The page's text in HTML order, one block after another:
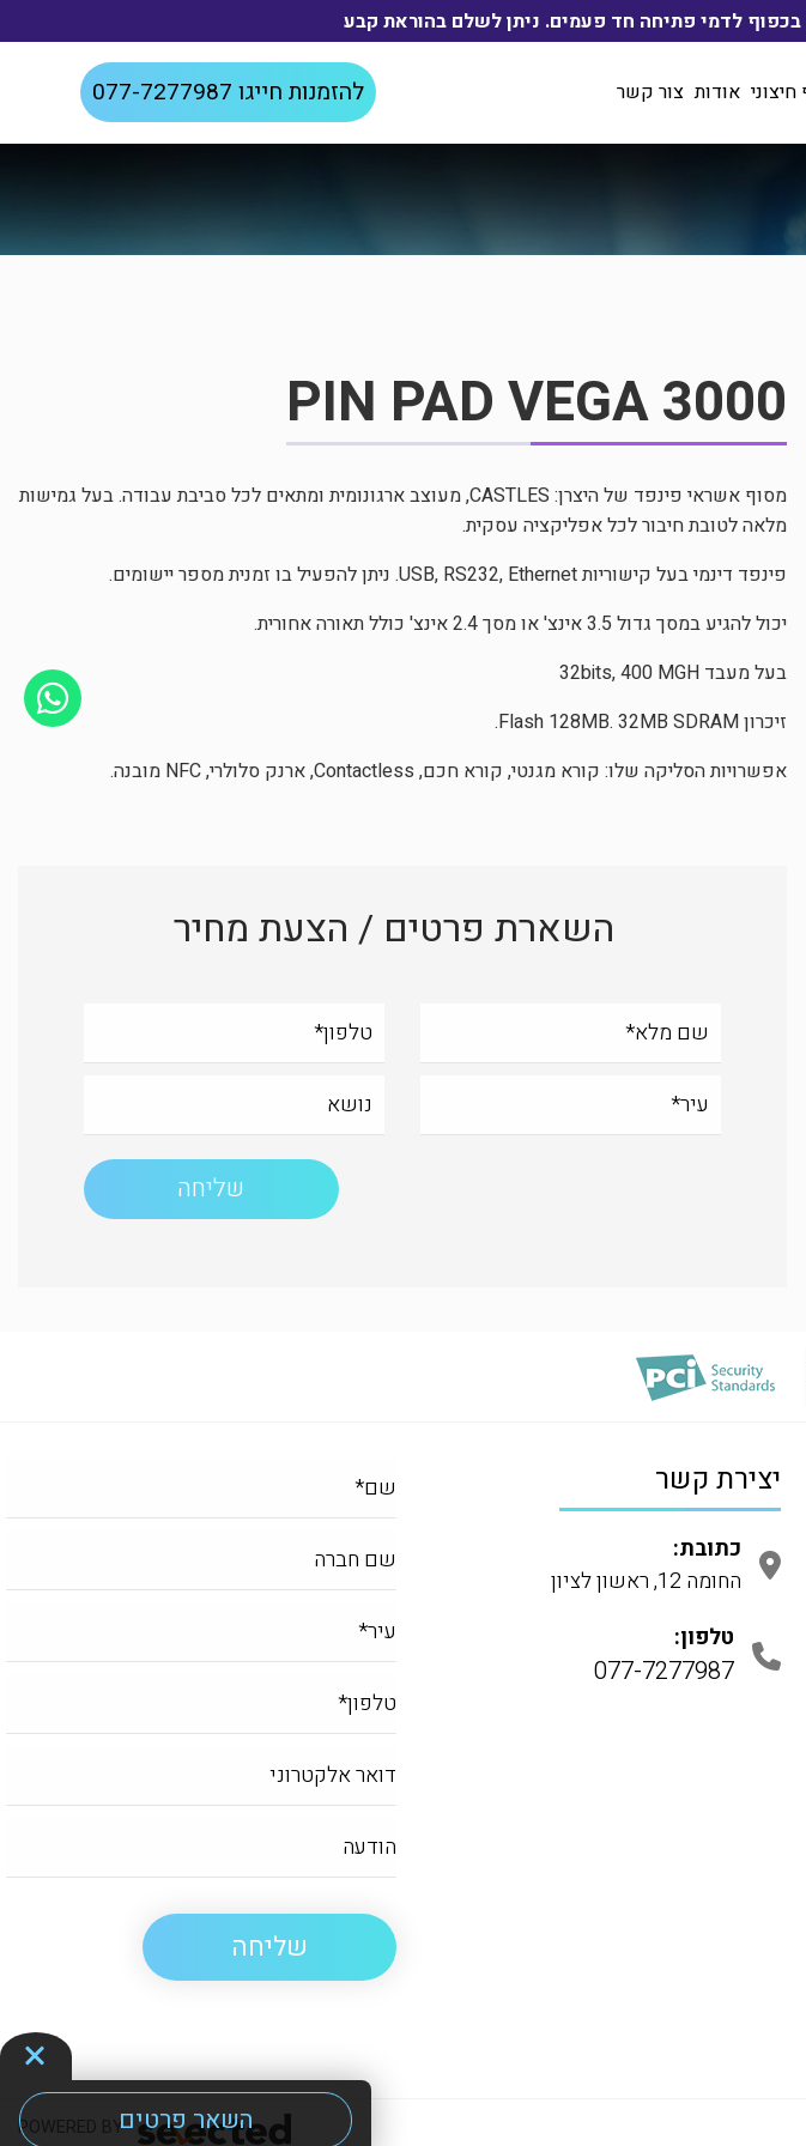
אודות צור קשר להזמנות חייגו 077-7277987
השאר פרטים
PIN PAD VEGA 3000
מסוף אשראי פינפד של היצרן: CASTLES, מעוצב ארגונומית ומתאים לכל סביבת עבודה. בעל גמישות
מלאה לטובת חיבור לכל אפליקציה עסקית.
פינפד דינמי בעל קישוריות USB, RS232, Ethernet. ניתן להפעיל בו זמנית מספר יישומים.
יכול להגיע במסך גדול 3.5 אינצ' או מסך 2.4 אינצ' כולל תאורה אחורית.
בעל מעבד 32bits, 400 MGH
זיכרון Flash 128MB. 32MB SDRAM.
אפשרויות הסליקה שלו: קורא מגנטי, קורא חכם, Contactless, ארנק סלולרי, NFC מובנה.
השארת פרטים / הצעת מחיר
יצירת קשר
כתובת:
החומה 12, ראשון לציון
טלפון:
077-7277987
POWERED BY